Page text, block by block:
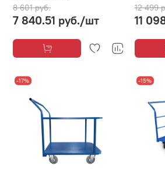
8 601 руб.
7 840.51 руб./шт
12 499
11
-17% -15%